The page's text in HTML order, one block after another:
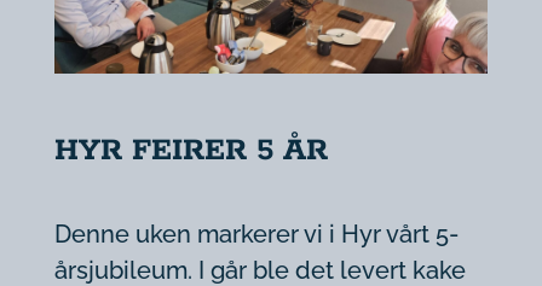
HYR FEIRER 5 ÅR
Denne uken markerer vi i Hyr vårt 5-
årsjubileum. I går ble det levert kake